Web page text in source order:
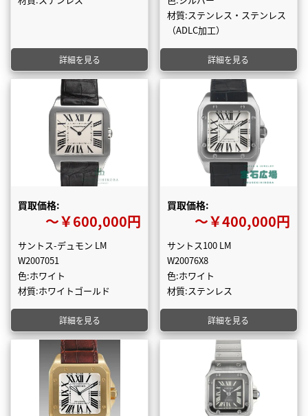
詳細を見る
材質:ステンレス・ステンレス
（ADLC加工）
詳細を見る
買取価格:
〜￥600,000円
サントス-デュモン LM
W2007051
色:ホワイト
材質:ホワイトゴールド
詳細を見る
買取価格:
〜￥400,000円
サントス100 LM
W20076X8
色:ホワイト
材質:ステンレス
詳細を見る